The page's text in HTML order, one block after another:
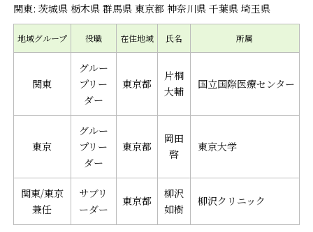
関東: 茨城県 栃木県 群馬県 東京都 神奈川県 千葉県 埼玉県
地域グループ 役職 在住地域 氏名 所属
関東
グルー
プリー
ダー
東京都
片桐
大輔
国立国際医療センター
東京
グルー
プリー
ダー
東京都
岡田
啓
東京大学
関東/東京
兼任
サブリ
ーダー
東京都
柳沢
如樹
柳沢クリニック